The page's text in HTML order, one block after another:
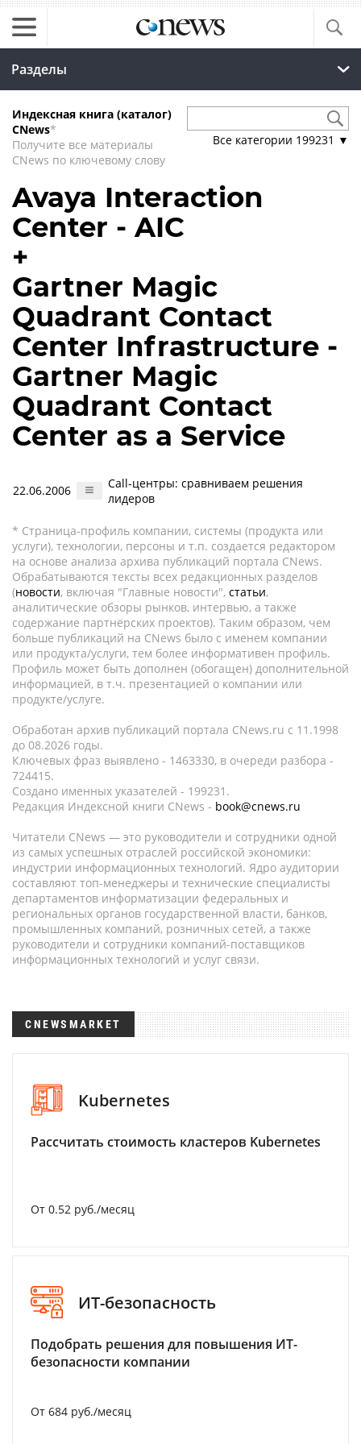
Разделы
Индексная книга (каталог)
CNews*
Получите все материалы
CNews по ключевому слову
Все категории 199231 ▼
Avaya Interaction
Center - AIC
+
Gartner Magic
Quadrant Contact
Center Infrastructure -
Gartner Magic
Quadrant Contact
Center as a Service
22.06.2006
Call-центры: сравниваем решения
лидеров
* Страница-профиль компании, системы (продукта или
услуги), технологии, персоны и т.п. создается редактором
на основе анализа архива публикаций портала CNews.
Обрабатываются тексты всех редакционных разделов
(новости, включая "Главные новости", статьи,
аналитические обзоры рынков, интервью, а также
содержание партнёрских проектов). Таким образом, чем
больше публикаций на CNews было с именем компании
или продукта/услуги, тем более информативен профиль.
Профиль может быть дополнен (обогащен) дополнительной
информацией, в т.ч. презентацией о компании или
продукте/услуге.
Обработан архив публикаций портала CNews.ru c 11.1998
до 08.2026 годы.
Ключевых фраз выявлено - 1463330, в очереди разбора -
724415.
Создано именных указателей - 199231.
Редакция Индексной книги CNews - book@cnews.ru
Читатели CNews — это руководители и сотрудники одной
из самых успешных отраслей российской экономики:
индустрии информационных технологий. Ядро аудитории
составляют топ-менеджеры и технические специалисты
департаментов информатизации федеральных и
региональных органов государственной власти, банков,
промышленных компаний, розничных сетей, а также
руководители и сотрудники компаний-поставщиков
информационных технологий и услуг связи.
CNEWSMARKET
Kubernetes
Рассчитать стоимость кластеров Kubernetes
От 0.52 руб./месяц
ИТ-безопасность
Подобрать решения для повышения ИТ-
безопасности компании
От 684 руб./месяц